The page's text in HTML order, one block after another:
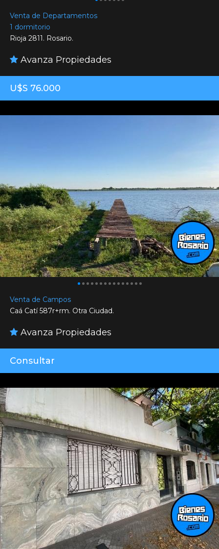
Venta de Departamentos
1 dormitorio
Rioja 2811. Rosario.
Avanza Propiedades
U$S 76.000
Venta de Campos
Caá Catí 587r+rm. Otra Ciudad.
Avanza Propiedades
Consultar